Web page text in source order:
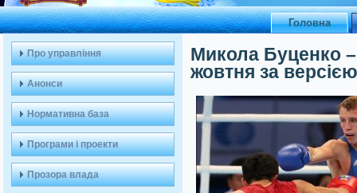
Головна
Про управління
Анонси
Нормативна база
Програми і проекти
Прозора влада
Микола Буценко
жовтня за